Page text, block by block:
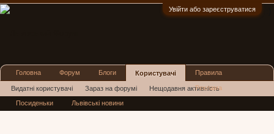
Увійти або зареєструватися
Головна Форум Блоги Користувачі
Видатні користувачі Зараз на форумі Нещодавня активність
Нові повідомлення профілю
Правила
Реклама
Посиденьки Львівські новини